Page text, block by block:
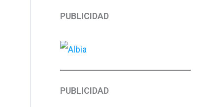
PUBLICIDAD
PUBLICIDAD